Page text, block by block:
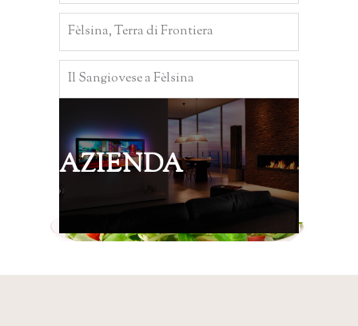
Fèlsina, Terra di Frontiera
Il Sangiovese a Fèlsina
AZIENDA